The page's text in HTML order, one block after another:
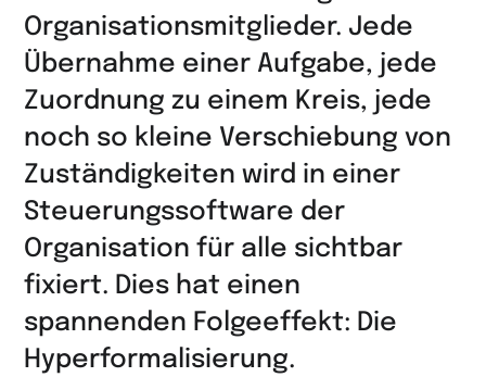
Organisationsmitglieder. Jede
Übernahme einer Aufgabe, jede
Zuordnung zu einem Kreis, jede
noch so kleine Verschiebung von
Zuständigkeiten wird in einer
Steuerungssoftware der
Organisation für alle sichtbar
fixiert. Dies hat einen
spannenden Folgeeffekt: Die
Hyperformalisierung.